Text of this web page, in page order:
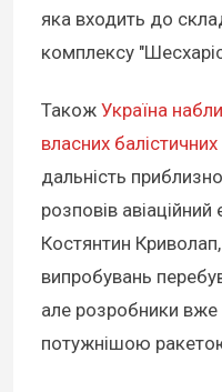
яка входить до
комплексу
Також Україна
власних
дальність
розповів авіаційний
Костянтин
випробувань
але розробники
потужнішою